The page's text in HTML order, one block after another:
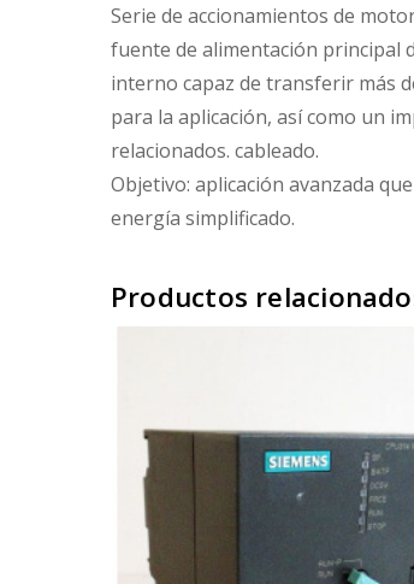
Serie de accionamientos de
fuente de alimentación principal
interno capaz de transferir más
para la aplicación, así como un
relacionados. cableado.
Objetivo: aplicación avanzada
energía simplificado.
Productos